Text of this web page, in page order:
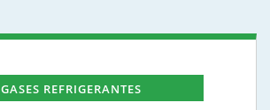
GASES REFRIGERANTES